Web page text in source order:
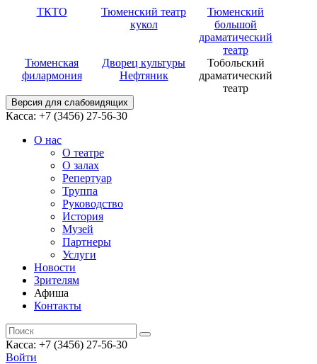
ТКТО
Тюменский театр
кукол
Тюменский
большой
драматический
театр
Тюменская
филармония
Дворец культуры
Нефтяник
Тобольский
драматический
театр
Версия для слабовидящих
Касса: +7 (3456) 27-56-30
О нас
О театре
О залах
Репертуар
Труппа
Руководство
История
Музей
Партнеры
Услуги
Новости
Зрителям
Афиша
Контакты
Касса: +7 (3456) 27-56-30
Войти